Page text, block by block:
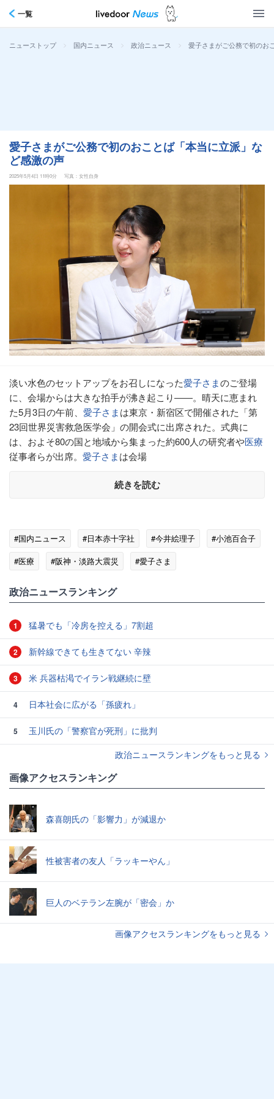
一覧
ニューストップ > 国内ニュース > 政治ニュース > 愛子さまがご公務で初のお
愛子さまがご公務で初のおことば「本当に立派」な
ど感激の声
2025年5月4日 11時0分 写真：女性自身
淡い水色のセットアップをお召しになった愛子さまのご登場
に、会場からは大きな拍手が沸き起こり――。晴天に恵まれ
た5月3日の午前、 愛子さまは東京・新宿区で開催された「第
23回世界災害救急医学会」の開会式に出席された。式典に
は、およそ80の国と地域から集まった約600人の研究者や医療
従事者らが出席。 愛子さまは会場
続きを読む
#国内ニュース #日本赤十字社 #今井絵理子
#小池百合子
#医療
#阪神・淡路大震災 #愛子さま
政治ニュースランキング
1 猛暑でも「冷房を控える」7割超
2 新幹線できても生きてない 辛辣
3 米 兵器枯渇でイラン戦継続に壁
4 日本社会に広がる「孫疲れ」
5
玉川氏の「警察官が死刑」に批判
政治ニュースランキングをもっと見る
画像アクセスランキング
森喜朗氏の「影響力」が減退か
性被害者の友人「ラッキーやん」
巨人のベテラン左腕が「密会」か
画像アクセスランキングをもっと見る